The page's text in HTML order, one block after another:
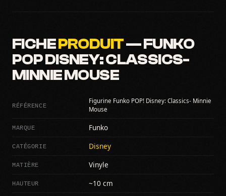
FICHEPRODUIT— FUNKO
POP DISNEY: CLASSICS-
MINNIE MOUSE
RÉFÉRENCE
Figurine Funko POP! Disney: Classics- Minnie
Mouse
MARQUE Funko
CATÉGORIE Disney
MATIÈRE Vinyle
HAUTEUR ~10 cm